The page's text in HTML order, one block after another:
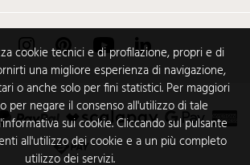
cookie tecnici e di profilazione, propri e di
una migliore esperienza di navigazione,
o anche solo per fini statistici. Per maggiori
per negare il consenso all'utilizzo di tale
sui cookie. Cliccando sul pulsante
all'utilizzo dei cookie e a un più completo
utilizzo dei servizi.
FacebookInstagramPinterest YouTube